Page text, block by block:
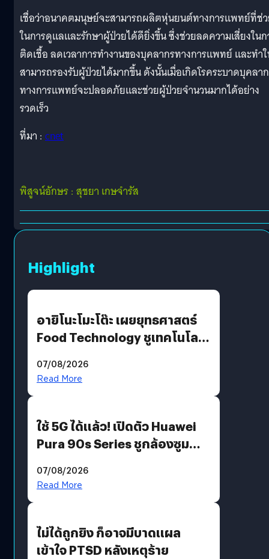
เชื่อว่าอนาคตมนุษย์จะสามารถผลิตหุ่นยนต์ทางการแพทย์ที่ช่
ในการดูแลและรักษาผู้ป่วยได้ดียิ่งขึ้น ซึ่งช่วยลดความเสี่ยงในก
ติดเชื้อ ลดเวลาการทำงานของบุคลากรทางการแพทย์ และทำ
สามารถรองรับผู้ป่วยได้มากขึ้น ดังนั้นเมื่อเกิดโรคระบาดบุคลา
ทางการแพทย์จะปลอดภัยและช่วยผู้ป่วยจำนวนมากได้อย่าง
รวดเร็ว
ที่มา : cnet
พิสูจน์อักษร : สุชยา เกษจำรัส
Highlight
อายิโนะโมะโต๊ะ เผยยุทธศาสตร์
Food Technology ชูเทคโนโลยี
บริโภคและ B2B
07/08/2026
Read More
ใช้ 5G ได้แล้ว! เปิดตัว Huawei
Pura 90s Series ชูกล้องซูม
07/08/2026
Read More
ไม่ได้ถูกยิง ก็อาจมีบาดแผล
เข้าใจ PTSD หลังเหตุร้าย